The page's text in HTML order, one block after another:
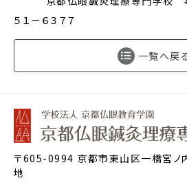
５１－６３７７
一覧へ戻
〒605-0994 京都市東山区一橋宮ノ
地